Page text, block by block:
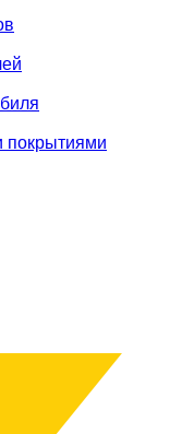
покрытиями